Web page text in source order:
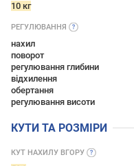
10 кг
РЕГУЛЮВАННЯ
нахил
поворот
регулювання глибини
відхилення
обертання
регулювання висоти
КУТИ ТА РОЗМІРИ
КУТ НАХИЛУ ВГОРУ